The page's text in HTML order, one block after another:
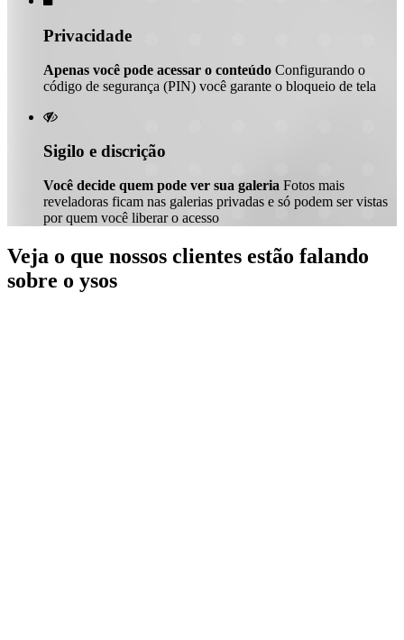
Privacidade
Apenas você pode acessar o conteúdo Configurando o
código de segurança (PIN) você garante o bloqueio de tela

Sigilo e discrição
Você decide quem pode ver sua galeria Fotos mais
reveladoras ficam nas galerias privadas e só podem ser vistas
por quem você liberar o acesso
Veja o que nossos clientes estão falando
sobre o ysos